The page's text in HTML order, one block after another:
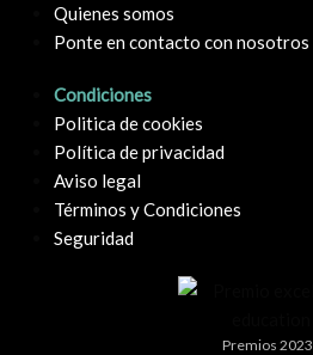
Quienes somos
Ponte en contacto con nosotros
Condiciones
Politica de cookies
Política de privacidad
Aviso legal
Términos y Condiciones
Seguridad
Premios 2023